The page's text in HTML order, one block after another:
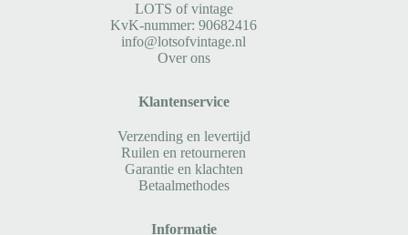
LOTS of vintage
KvK-nummer: 90682416
info@lotsofvintage.nl
Over ons
Klantenservice
Verzending en levertijd
Ruilen en retourneren
Garantie en klachten
Betaalmethodes
Informatie